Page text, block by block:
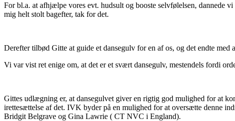
For bl.a. at afhjælpe vores evt. hudsult og booste selvfølelsen, dannede
mig helt stolt bagefter, tak for det.
Derefter tilbød Gitte at guide et dansegulv for en af os, og det endte
Vi var vist ret enige om, at det er et svært dansegulv, mestendels fordi
Gittes udlægning er, at dansegulvet giver en rigtig god mulighed for at
irettesættelse af det. IVK byder på en mulighed for at oversætte denne
Bridgit Belgrave og Gina Lawrie ( CT NVC i England).